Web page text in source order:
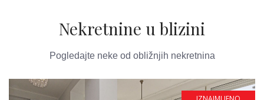
Nekretnine u blizini
Pogledajte neke od obližnjih nekretnina